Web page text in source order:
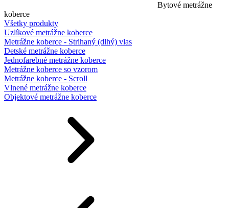
Bytové metrážne
koberce
Všetky produkty
Uzlíkové metrážne koberce
Metrážne koberce - Strihaný (dlhý) vlas
Detské metrážne koberce
Jednofarebné metrážne koberce
Metrážne koberce so vzorom
Metrážne koberce - Scroll
Vlnené metrážne koberce
Objektové metrážne koberce